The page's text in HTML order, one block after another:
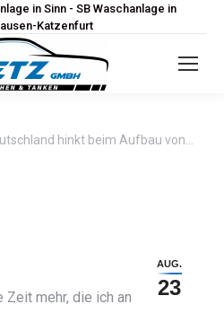
in Sinn - SB Waschanlage in
Katzenfurt
hinkt beim Aufbau von…
AUG.
23
Zeit mehr, die ich an